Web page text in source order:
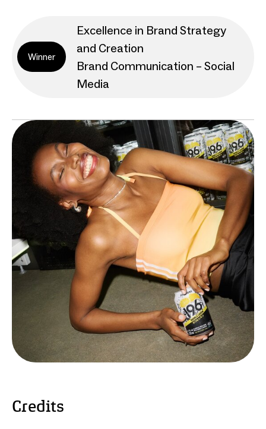
Winner
Excellence in Brand Strategy
and Creation
Brand Communication – Social
Media
Credits